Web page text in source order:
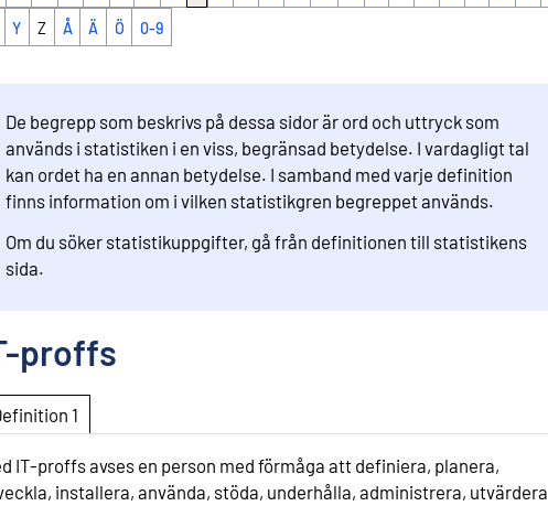
Y Z Å Ä Ö 0-9
De begrepp som beskrivs på dessa sidor är ord och uttryck som
används i statistiken i en viss, begränsad betydelse. I vardagligt tal
kan ordet ha en annan betydelse. I samband med varje definition
finns information om i vilken statistikgren begreppet används.
Om du söker statistikuppgifter, gå från definitionen till statistikens
sida.
proffs
Definition 1
IT-proffs avses en person med förmåga att definiera, planera,
installera, använda, stöda, underhålla, administrera, utvärdera